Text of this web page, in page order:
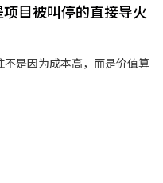
目被叫停的直接导火
是因为成本高，而是价值算